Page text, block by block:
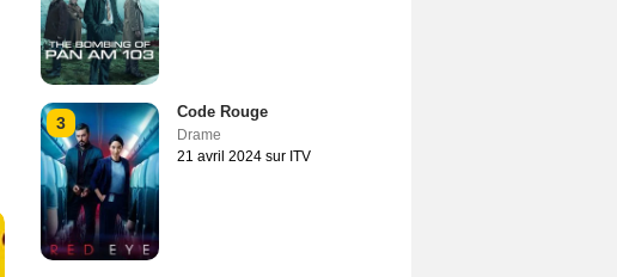
3
Code Rouge
Drame
21 avril 2024 sur ITV